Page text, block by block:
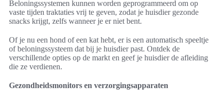
Beloningssystemen kunnen worden geprogrammeerd om op
vaste tijden traktaties vrij te geven, zodat je huisdier gezonde
snacks krijgt, zelfs wanneer je er niet bent.
Of je nu een hond of een kat hebt, er is een automatisch speeltje
of beloningssysteem dat bij je huisdier past. Ontdek de
verschillende opties op de markt en geef je huisdier de afleiding
die ze verdienen.
Gezondheidsmonitors en verzorgingsapparaten